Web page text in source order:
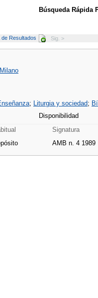
Búsqueda Rápida
Resultados Sig. >
; Liturgia y sociedad;
Disponibilidad
Signatura
AMB n. 4 1989